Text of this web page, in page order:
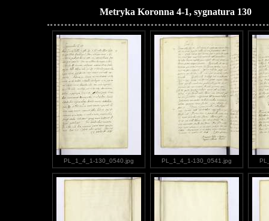
Metryka Koronna 4-1, sygnatura 130
PL_1_4_1-130_0540.jpg PL_1_4_1-130_0541.jpg